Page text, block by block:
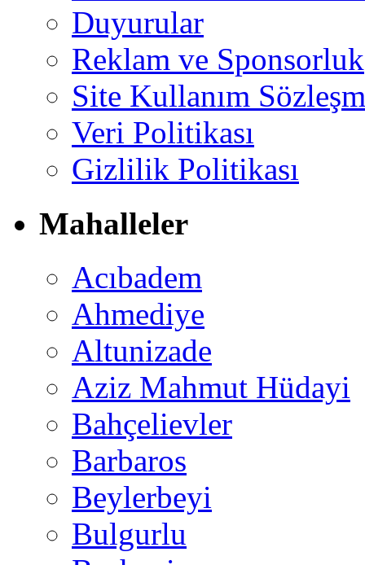
Duyurular
Reklam ve Sponsorluk
Site Kullanım
Veri Politikası
Gizlilik Politikası
Mahalleler
Acıbadem
Ahmediye
Altunizade
Aziz Mahmut Hüdayi
Bahçelievler
Barbaros
Beylerbeyi
Bulgurlu